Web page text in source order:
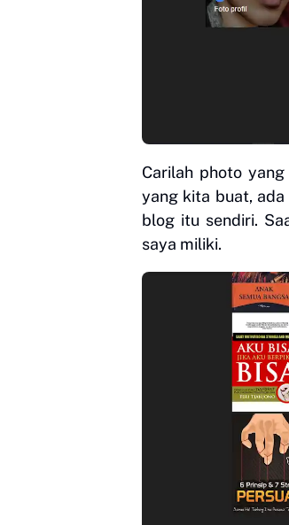
Carilah photo
yang kita buat,
blog itu sendiri.
saya miliki.